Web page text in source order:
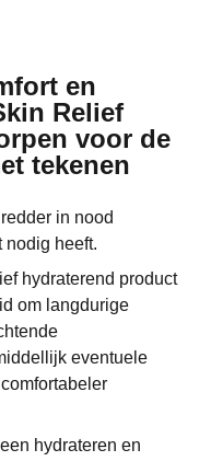
en
Relief
voor de
tekenen
in nood
nodig heeft.
hydraterend product
om langdurige
eventuele
hydrateren en